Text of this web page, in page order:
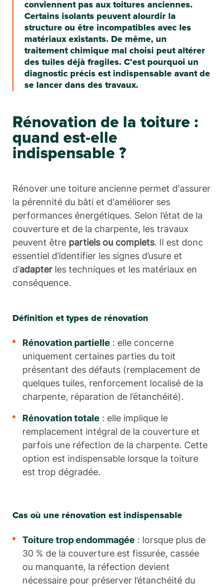
conviennent pas aux toitures anciennes.
Certains isolants peuvent alourdir la
structure ou être incompatibles avec les
matériaux existants. De même, un
traitement chimique mal choisi peut altérer
des tuiles déjà fragiles. C’est pourquoi un
diagnostic précis est indispensable avant de
se lancer dans des travaux.
Rénovation de la toiture :
quand est-elle
indispensable ?
Rénover une toiture ancienne permet d'assurer
la pérennité du bâti et d'améliorer ses
performances énergétiques. Selon l’état de la
couverture et de la charpente, les travaux
peuvent être partiels ou complets. Il est donc
essentiel d’identifier les signes d’usure et
d’adapter les techniques et les matériaux en
conséquence.
Définition et types de rénovation
Rénovation partielle : elle concerne
uniquement certaines parties du toit
présentant des défauts (remplacement de
quelques tuiles, renforcement localisé de la
charpente, réparation de l’étanchéité).
Rénovation totale : elle implique le
remplacement intégral de la couverture et
parfois une réfection de la charpente. Cette
option est indispensable lorsque la toiture
est trop dégradée.
Cas où une rénovation est indispensable
Toiture trop endommagée : lorsque plus de
30 % de la couverture est fissurée, cassée
ou manquante, la réfection devient
nécessaire pour préserver l’étanchéité du